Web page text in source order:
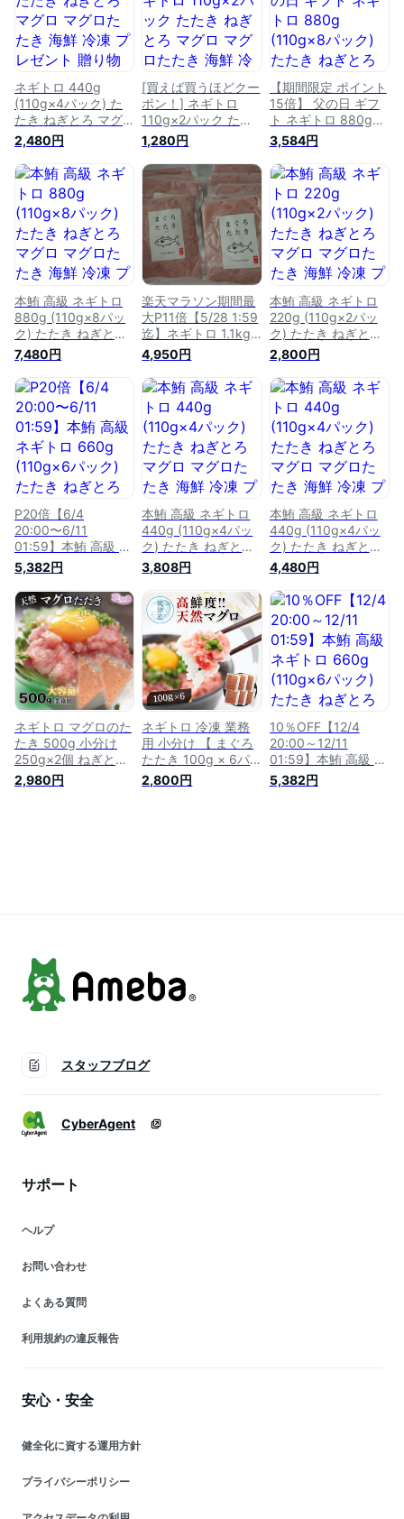
ネギトロ 440g
(110g×4パック) た
たき ねぎとろ マグ
ロ マグロたたき 海
鮮 冷凍 プレゼント
贈り物 手巻き 海鮮
丼 ネギトロ丼 【送
料無料】
2,480円
[買えば買うほどクー
ポン！] ネギトロ
110g×2パック たた
き ねぎとろ マグロ
マグロたたき 海鮮
冷凍 プレゼント 贈
り物 手巻き 海鮮丼
ネギトロ丼 【送料無
料】
1,280円
【期間限定 ポイント
15倍】 父の日 ギフ
ト ネギトロ 880g
(110g×8パック) た
たき ねぎとろ マグ
ロ マグロたたき 海
鮮 冷凍 プレゼント
贈り物 手巻き 海鮮
丼 ネギトロ丼 【送
料無料】
3,584円
本鮪 高級 ネギトロ
880g (110g×8パッ
ク) たたき ねぎとろ
マグロ マグロたたき
海鮮 冷凍 プレゼン
ト ギフト 贈り物 手
巻き 海鮮丼 ネギト
ロ丼 本マグロ 黒マ
グロ プチギフト
7,480円
楽天マラソン期間最
大P11倍【5/28 1:59
迄】ネギトロ 1.1kg
(110g×10パック) た
たき ねぎとろ マグ
ロ まぐろ たたき 海
鮮 冷凍 プレゼント
贈り物 手巻き 海鮮
丼 ネギトロ丼 マグ
ロたたき まぐろたた
き 1kg 超え 【送料
無料】
4,950円
本鮪 高級 ネギトロ
220g (110g×2パッ
ク) たたき ねぎとろ
マグロ マグロたたき
海鮮 冷凍 プレゼン
ト ギフト 贈り物 手
巻き 海鮮丼 ネギト
ロ丼 本マグロ 黒マ
グロ プチギフト 母
の日 父の日
2,800円
P20倍【6/4
20:00〜6/11
01:59】本鮪 高級 ネ
ギトロ 660g
(110g×6パック) た
たき ねぎとろ マグ
ロ マグロたたき 海
鮮 冷凍 プレゼント
ギフト 贈り物 手巻
き 海鮮丼 ネギトロ
丼 本マグロ 黒マグ
ロ プチギフト 母の
日 父の日
5,382円
本鮪 高級 ネギトロ
440g (110g×4パッ
ク) たたき ねぎとろ
マグロ マグロたたき
海鮮 冷凍 プレゼン
ト ギフト 贈り物 手
巻き 海鮮丼 ネギト
ロ丼 本マグロ 黒マ
グロ プチギフト 母
の日 父の日
3,808円
本鮪 高級 ネギトロ
440g (110g×4パッ
ク) たたき ねぎとろ
マグロ マグロたたき
海鮮 冷凍 プレゼン
ト ギフト 贈り物 手
巻き 海鮮丼 ネギト
ロ丼 本マグロ 黒マ
グロ プチギフト 母
の日 父の日
4,480円
ネギトロ マグロのた
たき 500g 小分け
250g×2個 ねぎとろ
業務用 まぐろ 鮪 手
巻き まぐろたたき
2,980円
ネギトロ 冷凍 業務
用 小分け 【 まぐろ
たたき 100g × 6パ
ック 】 まぐろのた
たき まぐろ たたき
2,800円
10％OFF【12/4
20:00～12/11
01:59】本鮪 高級 ネ
ギトロ 660g
(110g×6パック) た
5,382円
スタッフブログ
CyberAgent
サポート
ヘルプ
お問い合わせ
よくある質問
利用規約の違反報告
安心・安全
健全化に資する運用方針
プライバシーポリシー